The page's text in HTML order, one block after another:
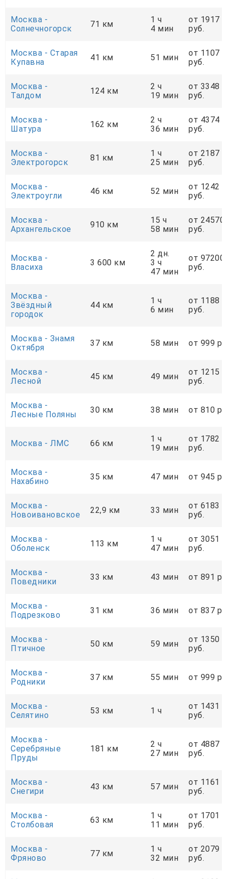
Москва -
Солнечногорск
71 км
1 ч
4 мин
от 1917
руб.
Москва - Старая
Купавна
41 км 51 мин
от 1107
руб.
Москва -
Талдом
124 км
2 ч
19 мин
от 3348
руб.
Москва -
Шатура
162 км
2 ч
36 мин
от 4374
руб.
Москва -
Электрогорск
81 км
1 ч
25 мин
от 2187
руб.
Москва -
Электроугли
46 км 52 мин
от 1242
руб.
Москва -
Архангельское
910 км
15 ч
58 мин
от 24570
руб.
Москва -
Власиха
3 600 км
2 дн.
3 ч
47 мин
от 97200
руб.
Москва -
Звёздный
городок
44 км
1 ч
6 мин
от 1188
руб.
Москва - Знамя
Октября
37 км 58 мин от 999
Москва -
Лесной
45 км 49 мин
от 1215
руб.
Москва -
Лесные Поляны
30 км 38 мин от 810
Москва - ЛМС 66 км
1 ч
19 мин
от 1782
руб.
Москва -
Нахабино
35 км 47 мин от 945
Москва -
Новоивановское
22,9 км 33 мин
от 6183
руб.
Москва -
Оболенск
113 км
1 ч
47 мин
от 3051
руб.
Москва -
Поведники
33 км 43 мин от 891
Москва -
Подрезково
31 км 36 мин от 837
Москва -
Птичное
50 км 59 мин
от 1350
руб.
Москва -
Родники
37 км 55 мин от 999
Москва -
Селятино
53 км 1 ч
от 1431
руб.
Москва -
Серебряные
Пруды
181 км
2 ч
27 мин
от 4887
руб.
Москва -
Снегири
43 км 57 мин
от 1161
руб.
Москва -
Столбовая
63 км
1 ч
11 мин
от 1701
руб.
Москва -
Фряново
77 км
1 ч
32 мин
от 2079
руб.